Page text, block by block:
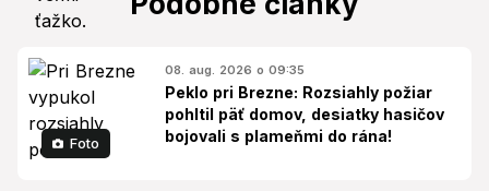
Foto
08. aug. 2026 o 09:35
Peklo pri Brezne: Rozsiahly požiar
pohltil päť domov, desiatky hasičov
bojovali s plameňmi do rána!